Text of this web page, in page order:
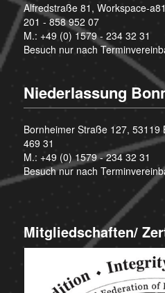
Alfredstraße 81, Workspace-
201 - 858 952 07
M.: +49 (0) 1579 - 234 32 31
Besuch nur nach
Niederlassung
Bornheimer Straße 127, 53119
469 31
M.: +49 (0) 1579 - 234 32 31
Besuch nur nach
Mitgliedschaften/